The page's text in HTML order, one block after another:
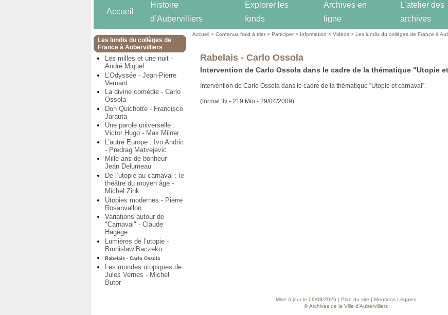
Accueil
Histoire
d’Aubervilliers
Explorer les
fonds
Archives en
ligne
L’atelier des
archives
Les lundis du collèges de
France à Aubervilliers
Les milles et une nuit -
André Miquel
L’Odyssée - Jean-Pierre
Vernant
La divine comédie - Carlo
Ossola
Don Quichotte - Francisco
Jarauta
Une parole universelle :
Victor Hugo - Max Milner
L’autre Europe : Ivo Andric
- Predrag Matvejevic
Mille ans de bonheur -
Jean Delumeau
De l’utopie au carnaval : le
théâtre du moyen âge -
Michel Zink
Utopies modernes - Pierre
Rosanvallon
Variations autour de
"Carnaval" - Claude
Hagège
Lumières de l’utopie -
Bronislaw Baczeko
Rabelais - Carlo Ossola
Les mondes utopiques de
Jules Vernes - Michel
Butor
Accueil >Contenus froid à trier >Participer > Information >Vidéos >Les lundis du collèges de France à
Rabelais - Carlo Ossola
Intervention de Carlo Ossola dans le cadre de la thématique "Utopie
Intervention de Carlo Ossola dans le cadre de la thématique "Utopie et carnaval".
(format flv - 219 Mio - 29/04/2009)
Mise à jour le 06/08/2026 | Plan du site | Mentions Légales
© Archives de la Ville d’Aubervilliers